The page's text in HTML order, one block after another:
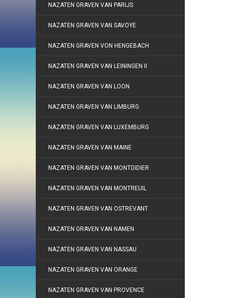
NAZATEN GRAVEN VAN PARIJS
NAZATEN GRAVEN VAN SAVOYE
NAZATEN GRAVEN VON HENGEBACH
NAZATEN GRAVEN VAN LEININGEN II
NAZATEN GRAVEN VAN LOON
NAZATEN GRAVEN VAN LIMBURG
NAZATEN GRAVEN VAN LUXEMBURG
NAZATEN GRAVEN VAN MAINE
NAZATEN GRAVEN VAN MONTDIDIER
NAZATEN GRAVEN VAN MONTREUIL
NAZATEN GRAVEN VAN OSTREVANT
NAZATEN GRAVEN VAN NAMEN
NAZATEN GRAVEN VAN NASSAU
NAZATEN GRAVEN VAN ORANGE
NAZATEN GRAVEN VAN PROVENCE